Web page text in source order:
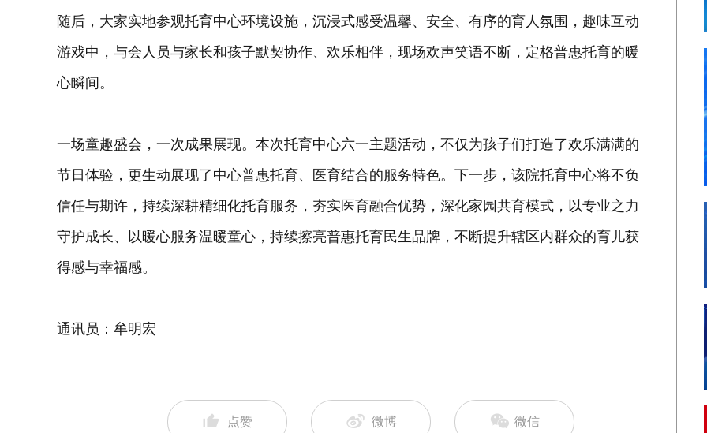
随后，大家实地参观托育中心环境设施，沉浸式感受温馨、安全、有序的育人氛围，趣味互动
游戏中，与会人员与家长和孩子默契协作、欢乐相伴，现场欢声笑语不断，定格普惠托育的暖
心瞬间。
一场童趣盛会，一次成果展现。本次托育中心六一主题活动，不仅为孩子们打造了欢乐满满的
节日体验，更生动展现了中心普惠托育、医育结合的服务特色。下一步，该院托育中心将不负
信任与期许，持续深耕精细化托育服务，夯实医育融合优势，深化家园共育模式，以专业之力
守护成长、以暖心服务温暖童心，持续擦亮普惠托育民生品牌，不断提升辖区内群众的育儿获
得感与幸福感。
通讯员：牟明宏
点赞 微博 微信